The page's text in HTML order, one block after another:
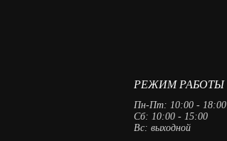
РЕЖИМ РАБОТЫ
Пн-Пт: 10:00 - 18:00
Сб: 10:00 - 15:00
Вс: выходной